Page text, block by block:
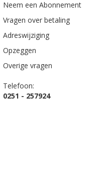
Neem een Abonnement
Vragen over betaling
Adreswijziging
Opzeggen
Overige vragen
Telefoon:
0251 - 257924